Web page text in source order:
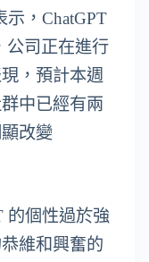
示，ChatGPT
公司正在進行
，預計本週
中已經有兩
改變
的個性過於強
維和興奮的